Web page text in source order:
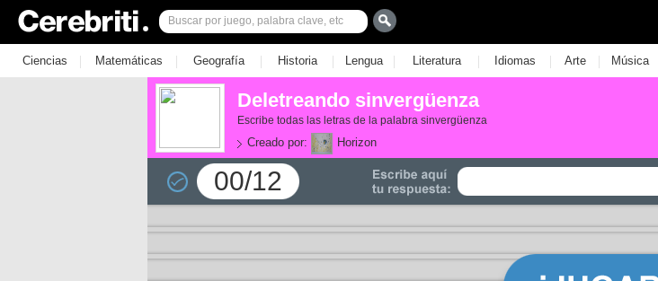
Ciencias | Matemáticas | Geografía | Historia | Lengua | Literatura | Idiomas | Arte | Música
Deletreando sinvergüenza
Escribe todas las letras de la palabra sinvergüenza
Creado por: Horizon
00/12